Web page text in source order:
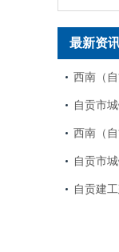
最新资
西南（
自贡市
西南（
自贡市
自贡建